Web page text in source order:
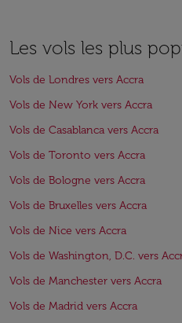
Les vols les plus
Vols de Londres vers Accra
Vols de New York vers Accra
Vols de Casablanca vers Accra
Vols de Toronto vers Accra
Vols de Bologne vers Accra
Vols de Bruxelles vers Accra
Vols de Nice vers Accra
Vols de Washington, D.C. vers
Vols de Manchester vers Accra
Vols de Madrid vers Accra